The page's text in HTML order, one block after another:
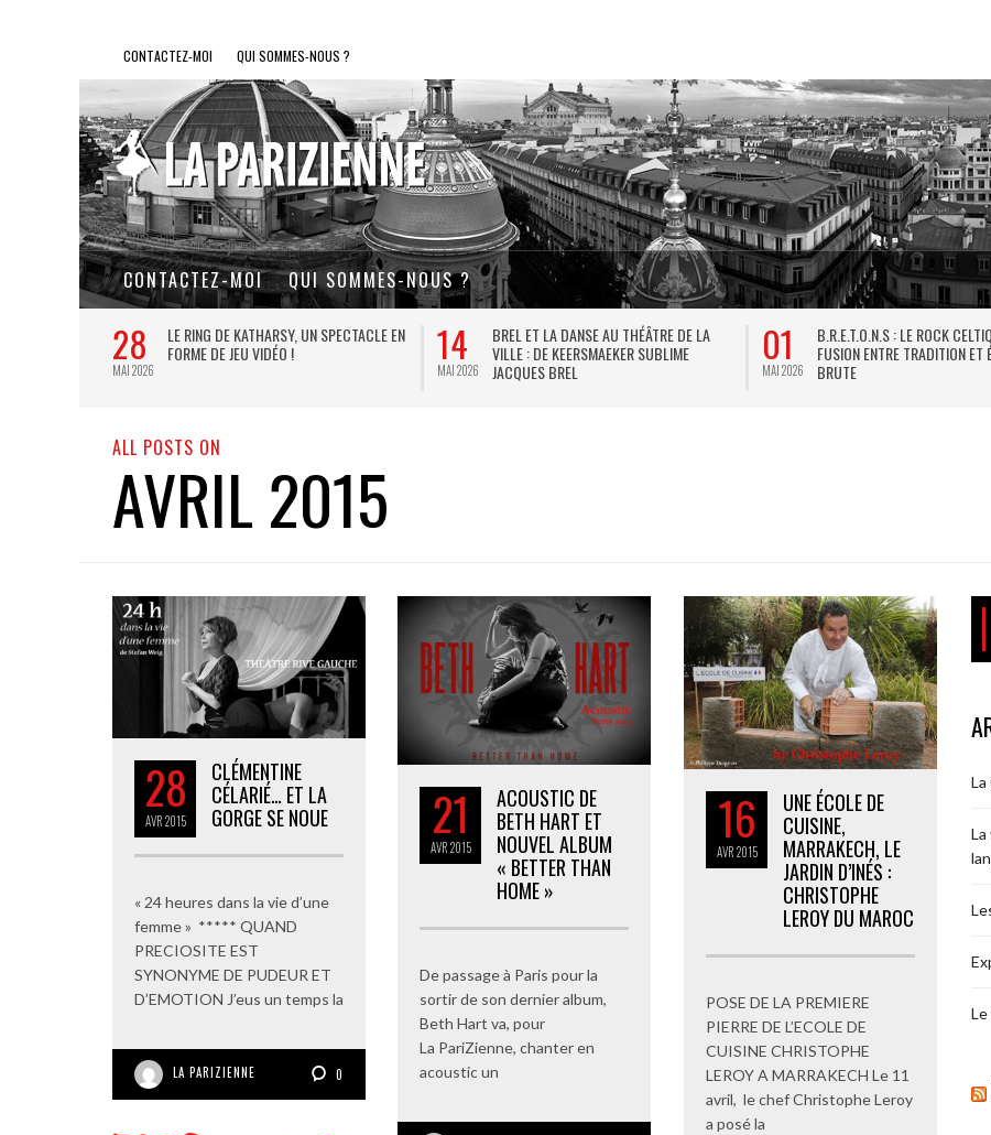
CONTACTEZ-MOI QUI SOMMES-NOUS ?
CONTACTEZ-MOI QUI SOMMES-NOUS ?
28
MAI 2026
LE RING DE KATHARSY, UN SPECTACLE EN
FORME DE JEU VIDÉO !
14
MAI 2026
BREL ET LA DANSE AU THÉÂTRE DE LA
VILLE : DE KEERSMAEKER SUBLIME
JACQUES BREL
01
MAI 2026
B.R.E.T.O.N.S : LE ROCK
FUSION ENTRE TRADITION ET
BRUTE
ALL POSTS ON
AVRIL 2015
28
AVR2015
CLÉMENTINE
CÉLARIÉ… ET LA
GORGE SE NOUE
« 24 heures dans la vie d’une
femme » ***** QUAND
PRECIOSITE EST
SYNONYME DE PUDEUR ET
D’EMOTION J’eus un temps la
LA PARIZIENNE 0
21
AVR2015
ACOUSTIC DE
BETH HART ET
NOUVEL ALBUM
« BETTER THAN
HOME »
De passage à Paris pour la
sortir de son dernier album,
Beth Hart va, pour
La PariZienne, chanter en
acoustic un
16
AVR2015
UNE ÉCOLE DE
CUISINE,
MARRAKECH, LE
JARDIN D’INÉS :
CHRISTOPHE
LEROY DU MAROC
POSE DE LA PREMIERE
PIERRE DE L’ECOLE DE
CUISINE CHRISTOPHE
LEROY A MARRAKECH Le 11
avril, le chef Christophe Leroy
a posé la